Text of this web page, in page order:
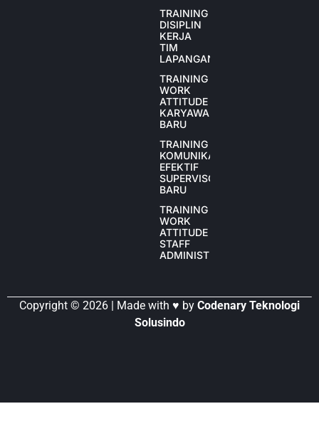
TRAINING
DISIPLIN
KERJA
TIM
LAPANGAN
TRAINING
WORK
ATTITUDE
KARYAWAN
BARU
TRAINING
KOMUNIKASI
EFEKTIF
SUPERVISOR
BARU
TRAINING
WORK
ATTITUDE
STAFF
ADMINISTRASI
Copyright © 2026 | Made with ♥ by Codenary Teknologi
Solusindo